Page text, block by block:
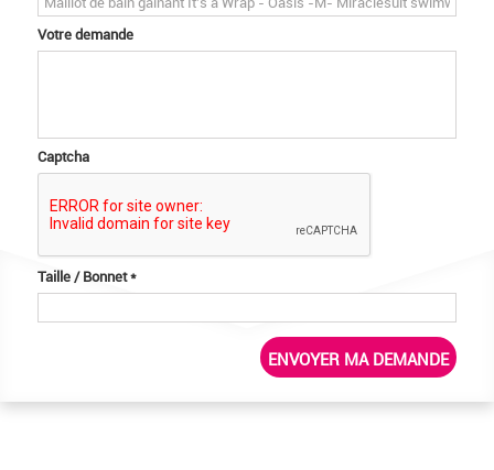
Votre demande
Captcha
Taille / Bonnet*
ENVOYER MA DEMANDE